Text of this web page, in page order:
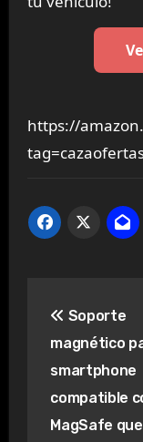
https://
de
entradas
Soporte
magnético
smartphone
compatible
MagSafe